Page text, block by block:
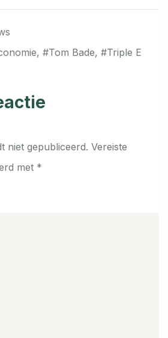
, #Tom Bade, #Triple E
niet gepubliceerd. Vereiste
met *